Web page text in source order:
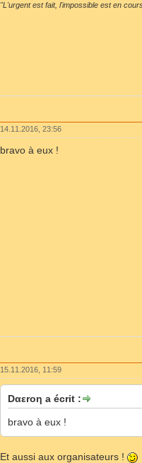
"L'urgent est fait, l'impossible est en
14.11.2016, 23:56
bravo à eux !
15.11.2016, 11:59
Dαεrοη a écrit :
bravo à eux !
Et aussi aux organisateurs !